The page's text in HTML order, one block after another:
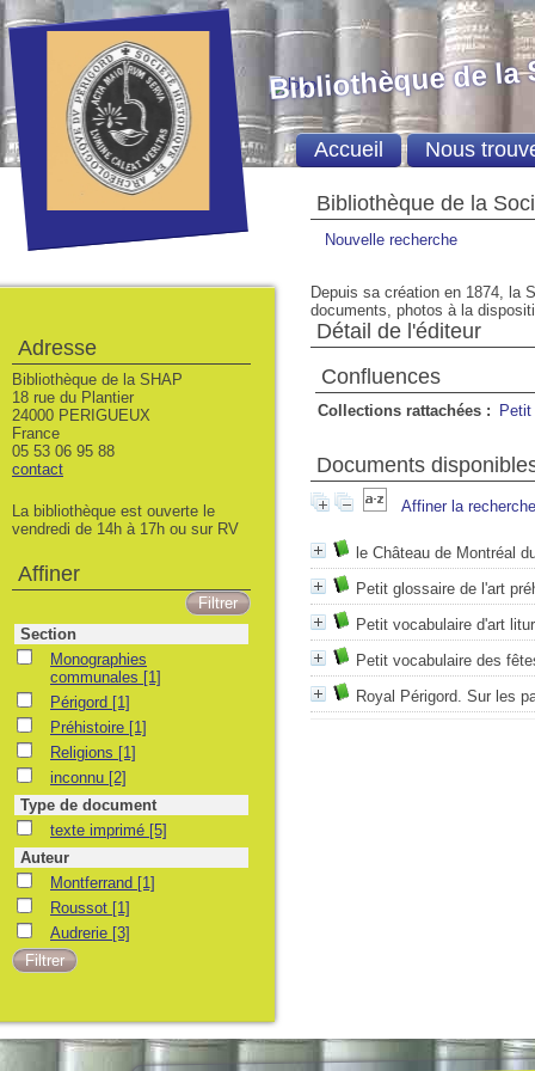
Bibliothèque de la
Nouvelle recherche
Depuis sa création en 1874, la
documents, photos à la
Détail de l'éditeur
Confluences
Collections rattachées :
Documents
Affiner la recherche
le Château de Montréal
Petit glossaire de l'art
Petit vocabulaire d'art
Petit vocabulaire des
Royal Périgord. Sur les
Bibliothèque de la
Accueil Nous
Adresse
Bibliothèque de la SHAP
18 rue du Plantier
24000 PERIGUEUX
France
05 53 06 95 88
contact
La bibliothèque est ouverte le
vendredi de 14h à 17h ou sur RV
Affiner
Section
Monographies
communales [1]
Périgord [1]
Préhistoire [1]
Religions [1]
inconnu [2]
Type de document
texte imprimé [5]
Auteur
Montferrand [1]
Roussot [1]
Audrerie [3]